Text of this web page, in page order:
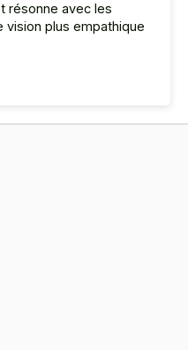
résonne avec les
vision plus empathique